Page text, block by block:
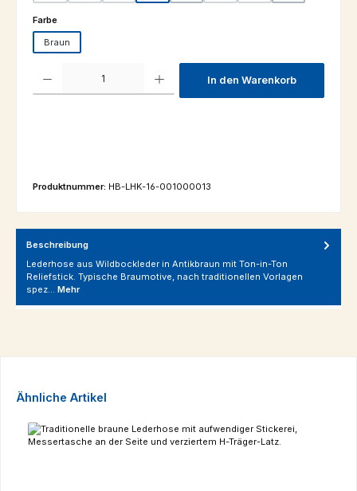
Farbeauswählen
Braun
In den Warenkorb
Produktnummer: HB-LHK-16-001000013
Beschreibung
Lederhose aus Wildbockleder in Antikbraun mit Ton-in-Ton
Reliefstick. Typische Braumotive, nach traditionellen Vorlagen
spez… Mehr
Produktgalerie überspringen
Ähnliche Artikel